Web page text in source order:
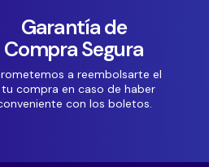
Garantía de
Compra Segura
a reembolsarte el
tu compra en caso de haber
con los boletos.